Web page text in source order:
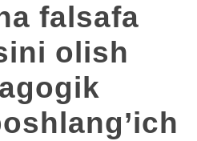
falsafa
olish